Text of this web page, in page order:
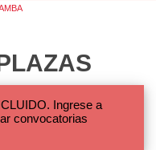
Ingrese a
convocatorias